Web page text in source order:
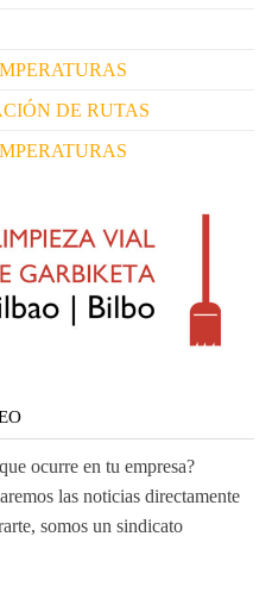
DE RUTAS
ocurre en tu empresa?
las noticias directamente
somos un sindicato